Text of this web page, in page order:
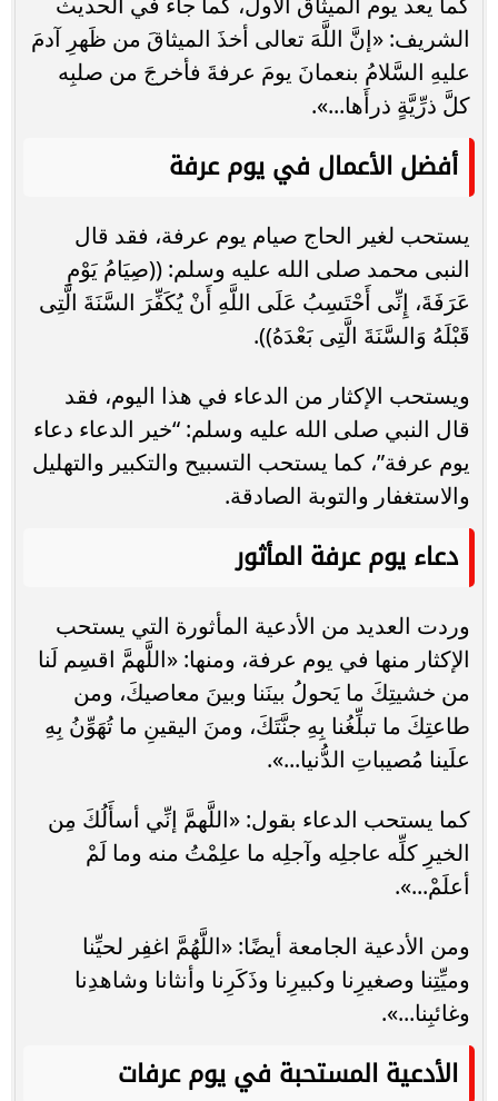
الشريف: «إنَّ اللَّهَ تعالى أخذَ الميثاقَ من ظَهرِ آدمَ
عليهِ السَّلامُ بنعمانَ يومَ عرفةَ فأخرجَ من صلبِه
كلَّ ذرِّيَّةٍ ذرأَها...».
أفضل الأعمال في يوم عرفة
يستحب لغير الحاج صيام يوم عرفة، فقد قال
النبى محمد صلى الله عليه وسلم: ((صِيَامُ يَوْمِ
عَرَفَةَ، إِنِّى أَحْتَسِبُ عَلَى اللَّهِ أَنْ يُكَفِّرَ السَّنَةَ الَّتِى
قَبْلَهُ وَالسَّنَةَ الَّتِى بَعْدَهُ)).
ويستحب الإكثار من الدعاء في هذا اليوم، فقد
قال النبي صلى الله عليه وسلم: “خير الدعاء دعاء
يوم عرفة”، كما يستحب التسبيح والتكبير والتهليل
والاستغفار والتوبة الصادقة.
دعاء يوم عرفة المأثور
وردت العديد من الأدعية المأثورة التي يستحب
الإكثار منها في يوم عرفة، ومنها: «اللَّهمَّ اقسِم لَنا
من خشيتِكَ ما يَحولُ بينَنا وبينَ معاصيكَ، ومن
طاعتِكَ ما تبلِّغُنا بِهِ جنَّتَكَ، ومنَ اليقينِ ما تُهَوِّنُ بِهِ
علَينا مُصيباتِ الدُّنيا...».
كما يستحب الدعاء بقول: «اللَّهمَّ إنِّي أسأَلُكَ مِن
الخيرِ كلِّه عاجلِه وآجلِه ما علِمْتُ منه وما لَمْ
أعلَمْ...».
ومن الأدعية الجامعة أيضًا: «اللَّهُمَّ اغفِر لحيِّنا
وميِّتِنا وصغيرِنا وكبيرِنا وذَكَرِنا وأنثانا وشاهدِنا
وغائبِنا...».
الأدعية المستحبة في يوم عرفات